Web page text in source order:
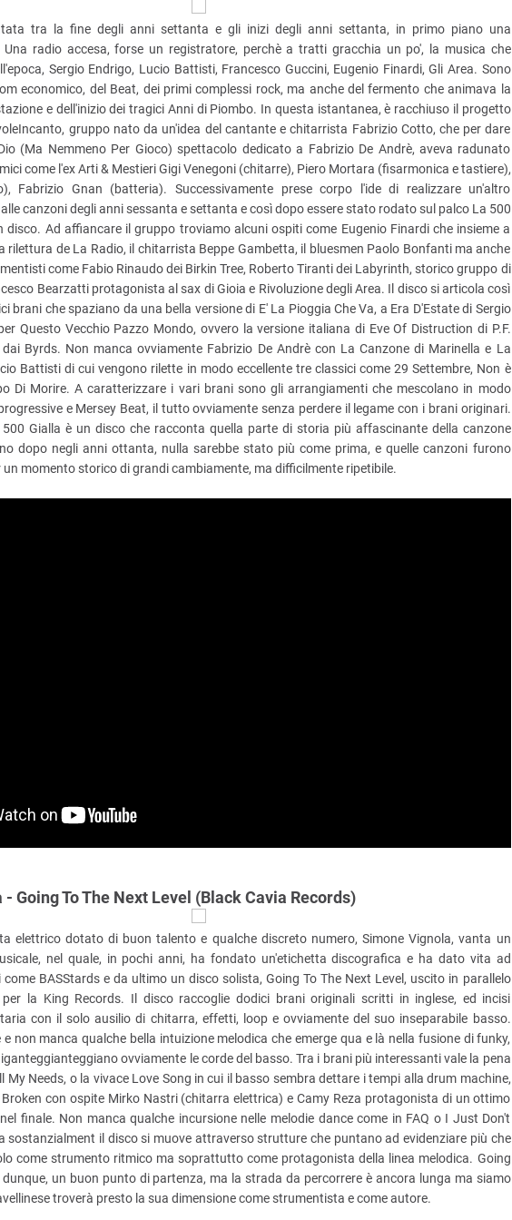
tra la fine degli anni settanta e gli inizi degli anni settanta, in primo piano una
Una radio accesa, forse un registratore, perchè a tratti gracchia un po', la musica che
Sergio Endrigo, Lucio Battisti, Francesco Guccini, Eugenio Finardi, Gli Area. Sono
economico, del Beat, dei primi complessi rock, ma anche del fermento che animava la
e dell'inizio dei tragici Anni di Piombo. In questa istantanea, è racchiuso il progetto
gruppo nato da un'idea del cantante e chitarrista Fabrizio Cotto, che per dare
(Ma Nemmeno Per Gioco) spettacolo dedicato a Fabrizio De Andrè, aveva radunato
come l'ex Arti & Mestieri Gigi Venegoni (chitarre), Piero Mortara (fisarmonica e tastiere),
Fabrizio Gnan (batteria). Successivamente prese corpo l'ide di realizzare un'altro
canzoni degli anni sessanta e settanta e così dopo essere stato rodato sul palco La 500
disco. Ad affiancare il gruppo troviamo alcuni ospiti come Eugenio Finardi che insieme a
rilettura de La Radio, il chitarrista Beppe Gambetta, il bluesmen Paolo Bonfanti ma anche
come Fabio Rinaudo dei Birkin Tree, Roberto Tiranti dei Labyrinth, storico gruppo di
Bearzatti protagonista al sax di Gioia e Rivoluzione degli Area. Il disco si articola così
brani che spaziano da una bella versione di E' La Pioggia Che Va, a Era D'Estate di Sergio
Questo Vecchio Pazzo Mondo, ovvero la versione italiana di Eve Of Distruction di P.F.
Byrds. Non manca ovviamente Fabrizio De Andrè con La Canzone di Marinella e La
Battisti di cui vengono rilette in modo eccellente tre classici come 29 Settembre, Non è
Di Morire. A caratterizzare i vari brani sono gli arrangiamenti che mescolano in modo
e Mersey Beat, il tutto ovviamente senza perdere il legame con i brani originari.
Gialla è un disco che racconta quella parte di storia più affascinante della canzone
dopo negli anni ottanta, nulla sarebbe stato più come prima, e quelle canzoni furono
momento storico di grandi cambiamente, ma difficilmente ripetibile.
Going To The Next Level (Black Cavia Records)
elettrico dotato di buon talento e qualche discreto numero, Simone Vignola, vanta un
nel quale, in pochi anni, ha fondato un'etichetta discografica e ha dato vita ad
BASStards e da ultimo un disco solista, Going To The Next Level, uscito in parallelo
la King Records. Il disco raccoglie dodici brani originali scritti in inglese, ed incisi
con il solo ausilio di chitarra, effetti, loop e ovviamente del suo inseparabile basso.
e non manca qualche bella intuizione melodica che emerge qua e là nella fusione di funky,
ovviamente le corde del basso. Tra i brani più interessanti vale la pena
My Needs, o la vivace Love Song in cui il basso sembra dettare i tempi alla drum machine,
con ospite Mirko Nastri (chitarra elettrica) e Camy Reza protagonista di un ottimo
finale. Non manca qualche incursione nelle melodie dance come in FAQ o I Just Don't
sostanzialment il disco si muove attraverso strutture che puntano ad evidenziare più che
come strumento ritmico ma soprattutto come protagonista della linea melodica. Going
dunque, un buon punto di partenza, ma la strada da percorrere è ancora lunga ma siamo
troverà presto la sua dimensione come strumentista e come autore.